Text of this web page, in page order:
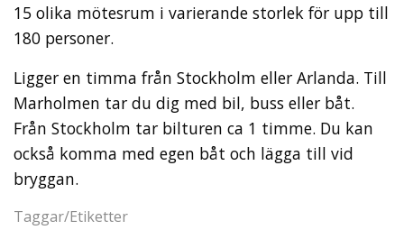
15 olika mötesrum i varierande storlek för upp till
180 personer.
Ligger en timma från Stockholm eller Arlanda. Till
Marholmen tar du dig med bil, buss eller båt.
Från Stockholm tar bilturen ca 1 timme. Du kan
också komma med egen båt och lägga till vid
bryggan.
Taggar/Etiketter